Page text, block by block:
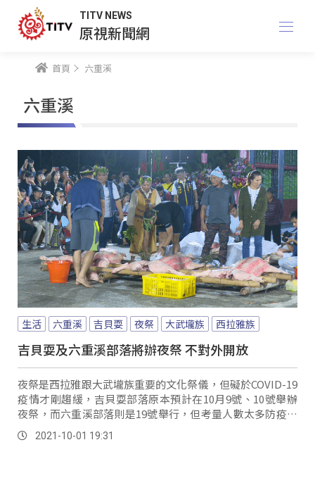
TITV NEWS
原視新聞網
首頁 六重溪
六重溪
生活 六重溪 吉貝耍 夜祭 大武壠族 西拉雅族
吉貝耍及六重溪部落將辦夜祭 不對外開放
夜祭是西拉雅跟大武壠族重要的文化祭儀，但礙於COVID-19
疫情才剛趨緩，吉貝耍部落原本預計在10月9號、10號舉辦
夜祭，而六重溪部落則是19號舉行，但考量人數太多防疫量
能不足，加上空間有限，今年將不開放民眾觀禮。
2021-10-01 19:31